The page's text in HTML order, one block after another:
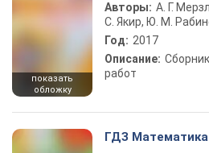
показать
обложку
Авторы: А. Г.
С. Якир, Ю. М.
Год: 2017
Описание:
работ
ГДЗ Математика